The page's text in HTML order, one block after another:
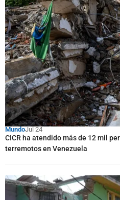
MundoJul 24
CICR ha atendido más de 12 mil
terremotos en Venezuela